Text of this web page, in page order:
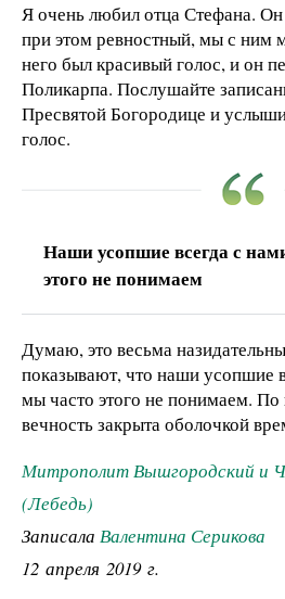
Я очень любил отца Стефана.
при этом ревностный, мы с ним
него был красивый голос, и он
Поликарпа. Послушайте
Пресвятой Богородице и
голос.
Наши усопшие всегда с
этого не понимаем
Думаю, это весьма
показывают, что наши усопшие
мы часто этого не понимаем.
вечность закрыта оболочкой
Митрополит Вышгородский и
(Лебедь)
Записала Валентина Серикова
12 апреля 2019 г.